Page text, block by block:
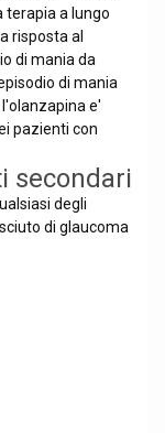
terapia a lungo
risposta al
di mania da
di mania
e'
pazienti con
secondari
degli
di glaucoma